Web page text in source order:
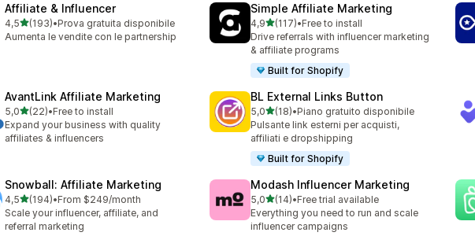
Affiliate & Influencer
4,5stelle su 5
(193)
193 recensioni totali
•Prova gratuita disponibile
Aumenta le vendite con le partnership
Simple Affiliate Marketing
4,9stelle su 5
(117)
117 recensioni totali
•Free to install
Drive referrals with influencer marketing
& affiliate programs
Built for Shopify
AvantLink Affiliate Marketing
5,0stelle su 5
(22)
22 recensioni totali
•Free to install
Expand your business with quality
affiliates & influencers
BL External Links Button
5,0stelle su 5
(18)
18 recensioni totali
•Piano gratuito disponibile
Pulsante link esterni per acquisti,
affiliati e dropshipping
Built for Shopify
Snowball: Affiliate Marketing
4,5stelle su 5
(194)
194 recensioni totali
•From $249/month
Scale your influencer, affiliate, and
referral marketing
Modash Influencer Marketing
5,0stelle su 5
(14)
14 recensioni totali
•Free trial available
Everything you need to run and scale
influencer campaigns